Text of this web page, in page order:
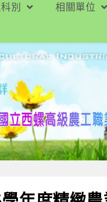
別 相關單位